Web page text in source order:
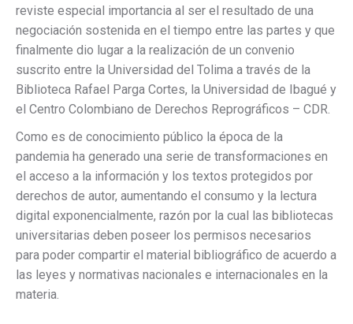
reviste especial importancia al ser el resultado de una
negociación sostenida en el tiempo entre las partes y que
finalmente dio lugar a la realización de un convenio
suscrito entre la Universidad del Tolima a través de la
Biblioteca Rafael Parga Cortes, la Universidad de Ibagué y
el Centro Colombiano de Derechos Reprográficos – CDR.
Como es de conocimiento público la época de la
pandemia ha generado una serie de transformaciones en
el acceso a la información y los textos protegidos por
derechos de autor, aumentando el consumo y la lectura
digital exponencialmente, razón por la cual las bibliotecas
universitarias deben poseer los permisos necesarios
para poder compartir el material bibliográfico de acuerdo a
las leyes y normativas nacionales e internacionales en la
materia.